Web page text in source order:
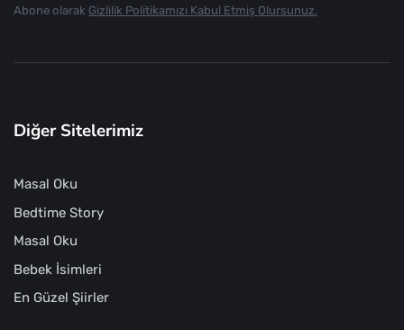
Abone olarak Gizlilik Politikamızı Kabul Etmiş Olursunuz.
Diğer Sitelerimiz
Masal Oku
Bedtime Story
Masal Oku
Bebek İsimleri
En Güzel Şiirler